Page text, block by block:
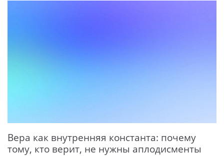
Вера как внутренняя константа: почему
тому, кто верит, не нужны аплодисменты